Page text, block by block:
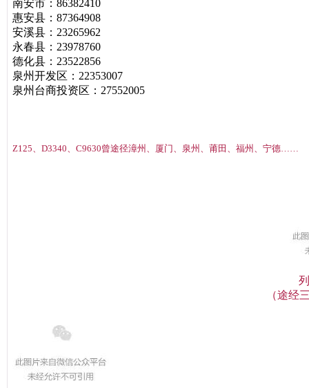
南安市：86382410
惠安县：87364908
安溪县：23265962
永春县：23978760
德化县：23522856
泉州开发区：22353007
泉州台商投资区：27552005
Z125、D3340、C9630曾途径漳州、厦门、泉州、 莆田、福州、宁德……
（途经